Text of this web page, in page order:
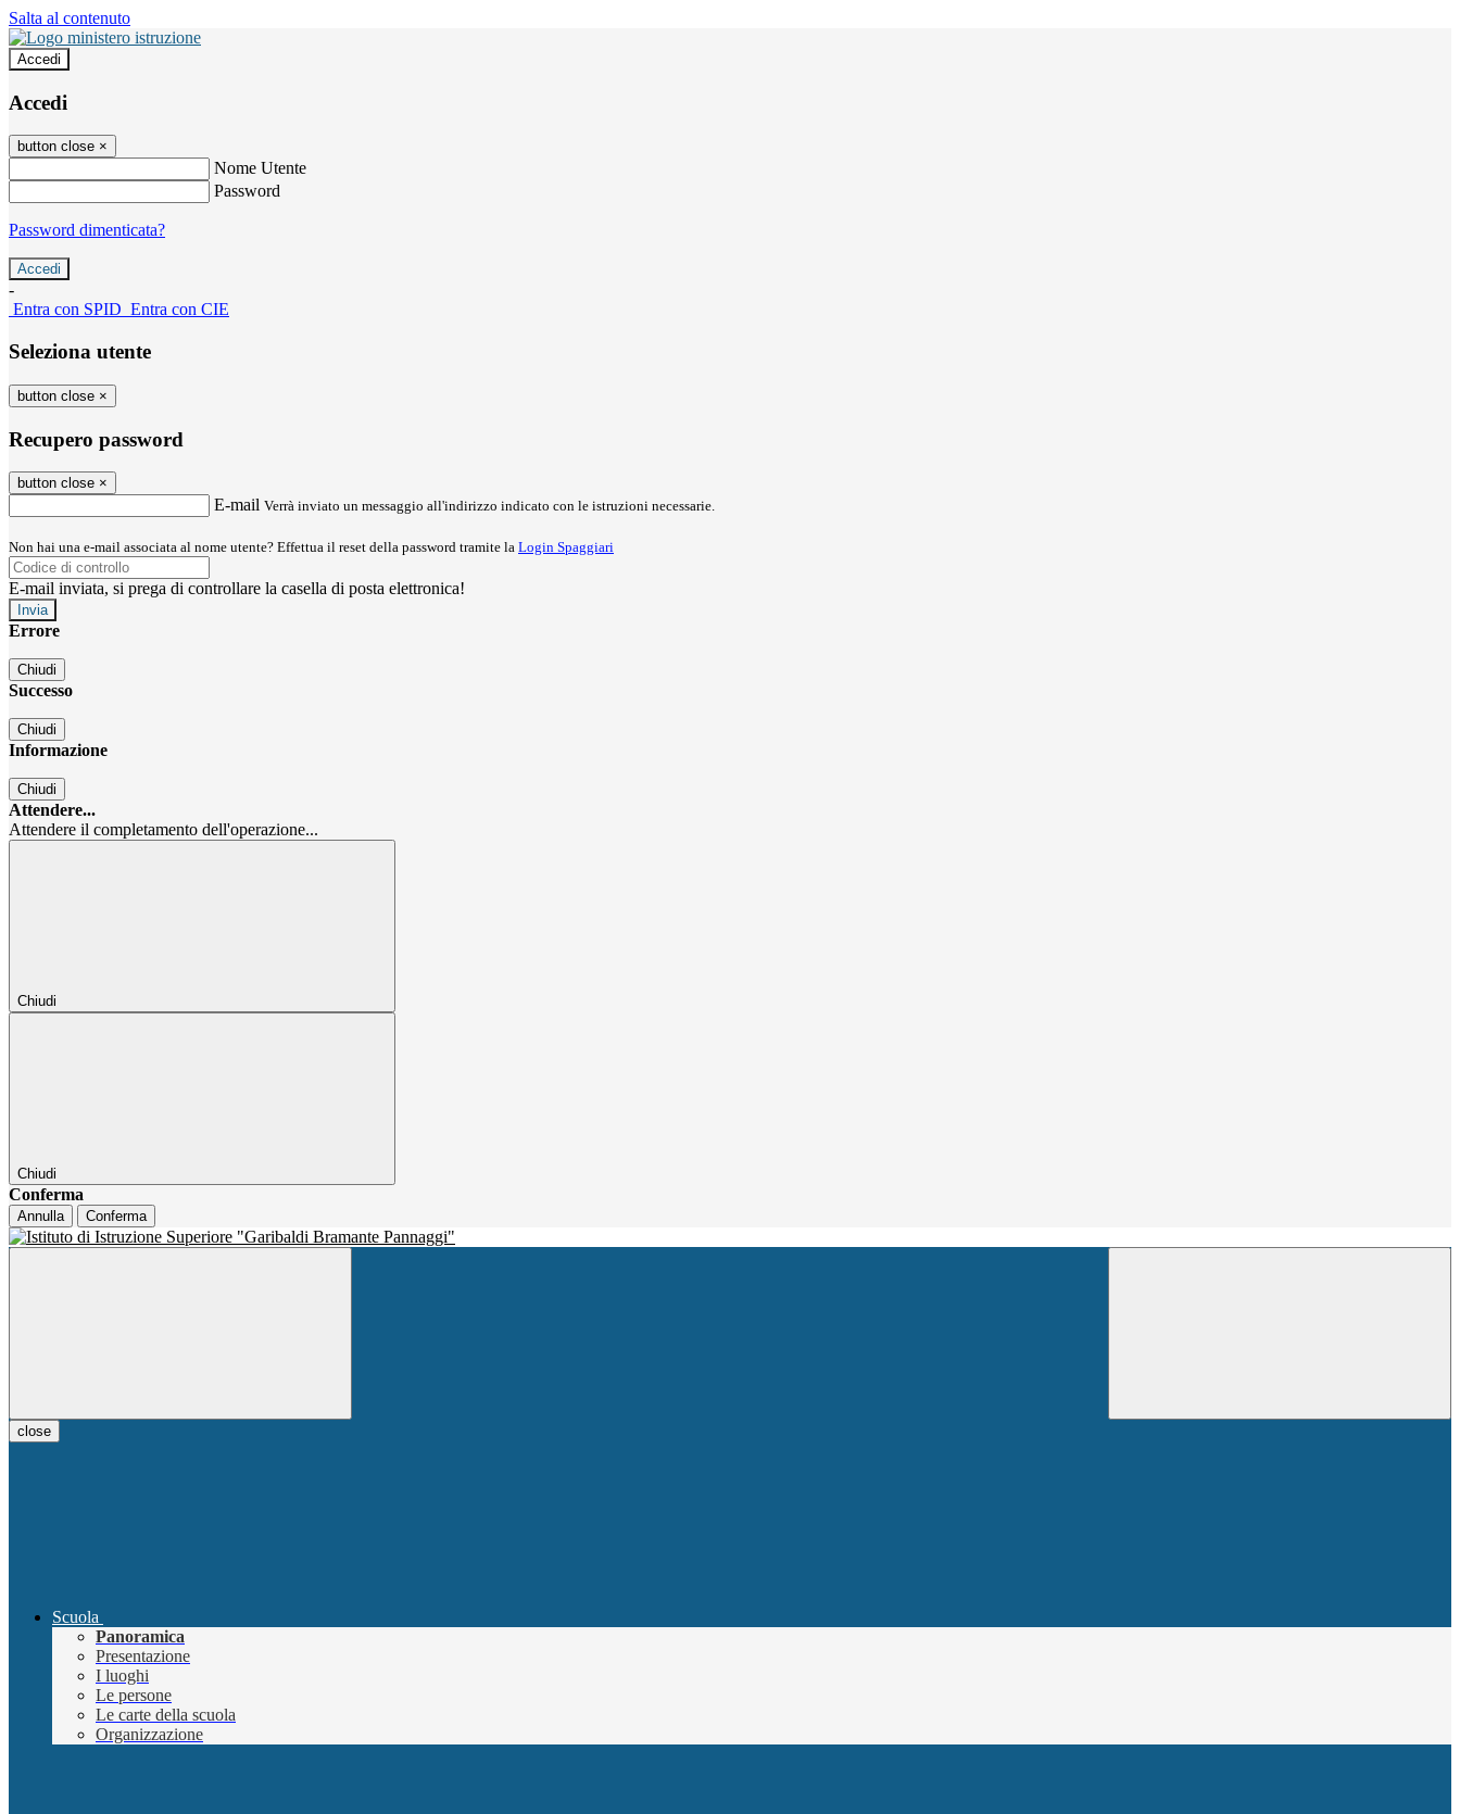
Salta al contenuto
Accedi
Accedi
button close ×
Nome Utente
Password
Password dimenticata?
-
Entra con SPID Entra con CIE
Seleziona utente
button close ×
Recupero password
button close ×
E-mail Verrà inviato un messaggio all'indirizzo indicato con le istruzioni necessarie.
Non hai una e-mail associata al nome utente? Effettua il reset della password tramite la Login Spaggiari
E-mail inviata, si prega di controllare la casella di posta elettronica!
Errore
Chiudi
Successo
Chiudi
Informazione
Chiudi
Attendere...
Attendere il completamento dell'operazione...
Chiudi
Chiudi
Conferma
Annulla Conferma
close
Scuola
Panoramica
Presentazione
I luoghi
Le persone
Le carte della scuola
Organizzazione